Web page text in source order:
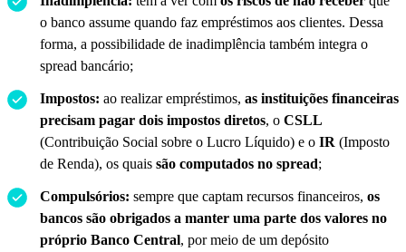
o banco assume quando faz empréstimos aos clientes. Dessa
forma, a possibilidade de inadimplência também integra o
spread bancário;
Impostos: ao realizar empréstimos, as instituições financeiras
precisam pagar dois impostos diretos, o CSLL
(Contribuição Social sobre o Lucro Líquido) e o IR (Imposto
de Renda), os quais são computados no spread;
Compulsórios: sempre que captam recursos financeiros, os
bancos são obrigados a manter uma parte dos valores no
próprio Banco Central, por meio de um depósito